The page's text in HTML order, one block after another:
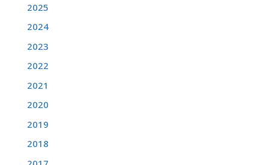
2025
2024
2023
2022
2021
2020
2019
2018